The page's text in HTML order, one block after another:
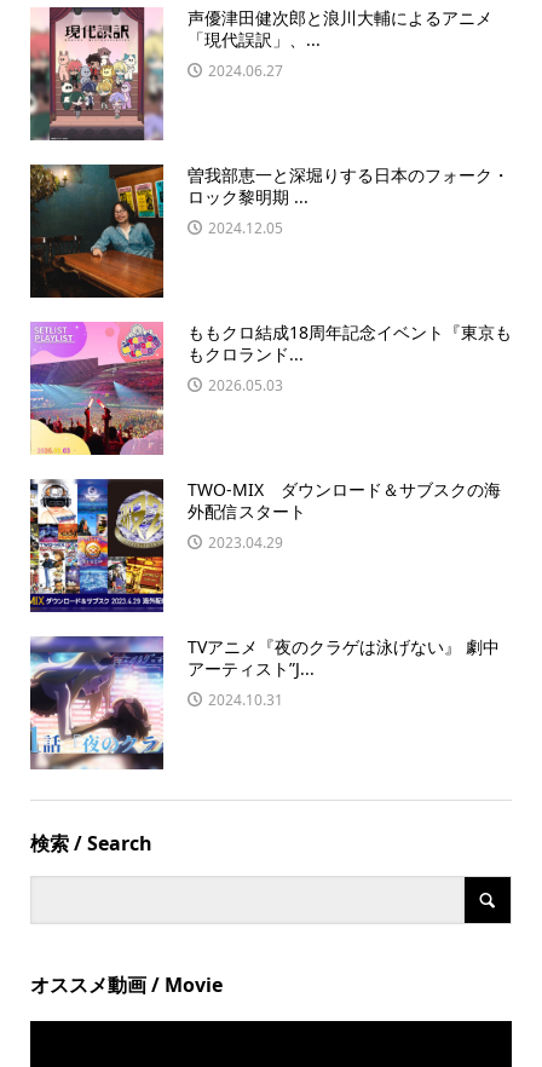
声優津田健次郎と浪川大輔によるアニメ
「現代誤訳」、...
2024.06.27
曽我部恵一と深堀りする日本のフォーク・
ロック黎明期 ...
2024.12.05
ももクロ結成18周年記念イベント『東京も
もクロランド...
2026.05.03
TWO-MIX ダウンロード＆サブスクの海
外配信スタート
2023.04.29
TVアニメ『夜のクラゲは泳げない』 劇中
アーティスト”J...
2024.10.31
検索 / Search
オススメ動画 / Movie